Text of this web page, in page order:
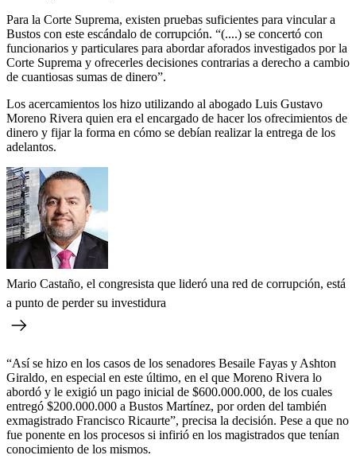
Para la Corte Suprema, existen pruebas suficientes para vincular a
Bustos con este escándalo de corrupción. “(....) se concertó con
funcionarios y particulares para abordar aforados investigados por la
Corte Suprema y ofrecerles decisiones contrarias a derecho a cambio
de cuantiosas sumas de dinero”.
Los acercamientos los hizo utilizando al abogado Luis Gustavo
Moreno Rivera quien era el encargado de hacer los ofrecimientos de
dinero y fijar la forma en cómo se debían realizar la entrega de los
adelantos.
Mario Castaño, el congresista que lideró una red de corrupción, está
a punto de perder su investidura
“Así se hizo en los casos de los senadores Besaile Fayas y Ashton
Giraldo, en especial en este último, en el que Moreno Rivera lo
abordó y le exigió un pago inicial de $600.000.000, de los cuales
entregó $200.000.000 a Bustos Martínez, por orden del también
exmagistrado Francisco Ricaurte”, precisa la decisión. Pese a que no
fue ponente en los procesos si infirió en los magistrados que tenían
conocimiento de los mismos.